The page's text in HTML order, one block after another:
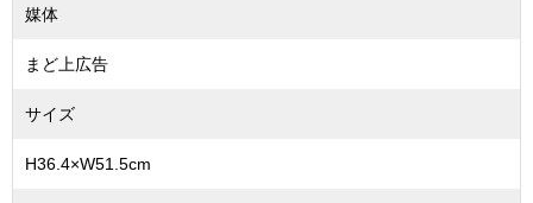
媒体
まど上広告
サイズ
H36.4×W51.5cm